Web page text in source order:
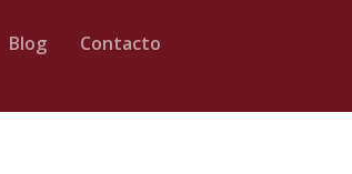
Blog Contacto